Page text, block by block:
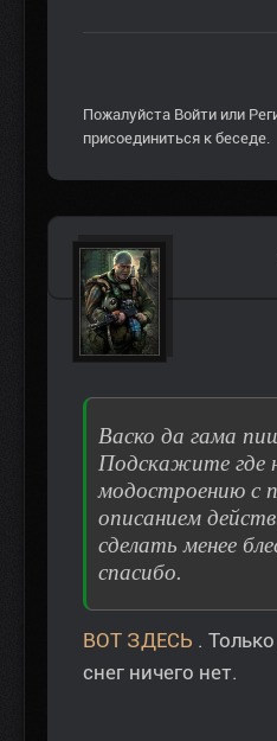
Пожалуйста Войти или
присоединиться к беседе.
Васко да гама
Подскажите где
модостроению с
описанием
сделать менее
спасибо.
ВОТ ЗДЕСЬ .
снег ничего нет.